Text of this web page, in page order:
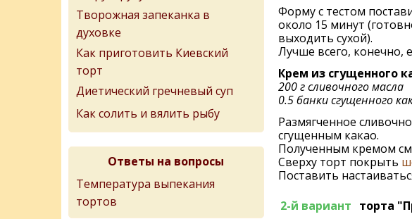
Форму с тестом
около 15 минут
выходить сухой).
Лучше всего, конечно,
Крем из сгущенного
200 г сливочного масла
0.5 банки сгущенного
Размягченное
сгущенным какао.
Полученным кремом
Сверху торт покрыть
Поставить
2-й вариант торта
Творожная запеканка в
духовке
Как приготовить Киевский
торт
Диетический гречневый суп
Как солить и вялить рыбу
Ответы на вопросы
Температура выпекания
тортов